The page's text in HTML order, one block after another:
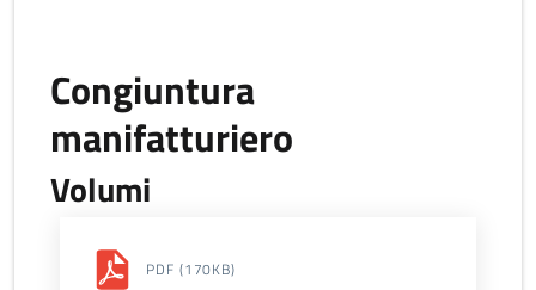
Congiuntura
manifatturiero
Volumi
PDF (170KB)